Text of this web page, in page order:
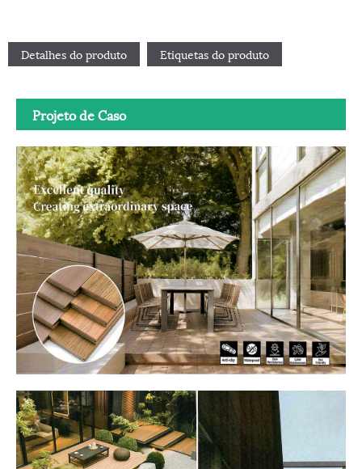
Detalhes do produto Etiquetas do produto
Projeto de Caso